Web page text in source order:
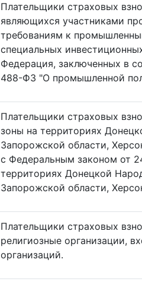
Плательщики страховых
являющихся участниками
требованиям к
специальных
Федерация, заключенных в
488-ФЗ "О промышленной
Плательщики страховых
зоны на территориях
Запорожской области,
с Федеральным законом от
территориях Донецкой
Запорожской области,
Плательщики страховых
религиозные организации,
организаций.